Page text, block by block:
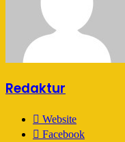
Redaktur
Website
Facebook